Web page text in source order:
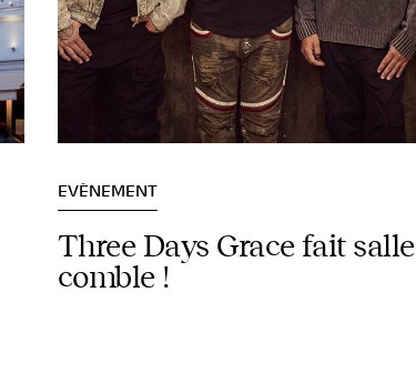
EVÈNEMENT
Three Days Grace fait salle
comble !